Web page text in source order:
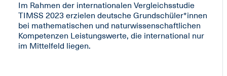
Im Rahmen der internationalen Vergleichsstudie
TIMSS 2023 erzielen deutsche Grundschüler*innen
bei mathematischen und naturwissenschaftlichen
Kompetenzen Leistungswerte, die international nur
im Mittelfeld liegen.